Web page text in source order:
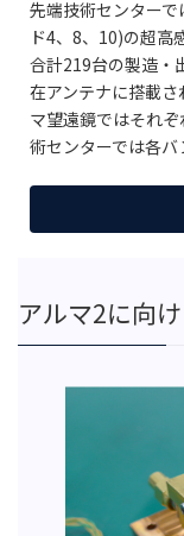
先端技術センター
ド4、8、10)の超高
合計219台の製造・
在アンテナに搭載
マ望遠鏡ではそれ
術センターでは各バ
アルマ2に向